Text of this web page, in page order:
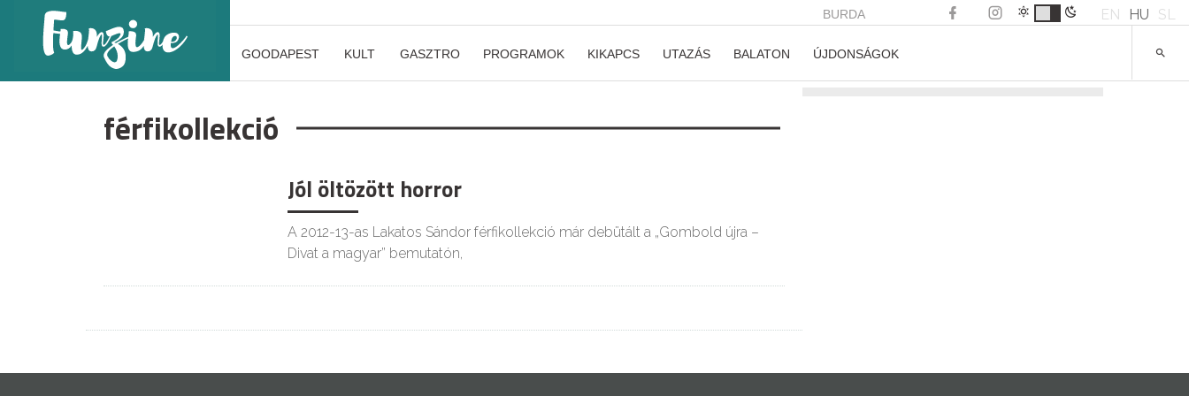
BURDA EN HU SL
GOODAPEST KULT GASZTRO PROGRAMOK KIKAPCS UTAZÁS BALATON ÚJDONSÁGOK
férfikollekció
Jól öltözött horror
A 2012-13-as Lakatos Sándor férfikollekció már debütált a „Gombold újra –
Divat a magyar” bemutatón,